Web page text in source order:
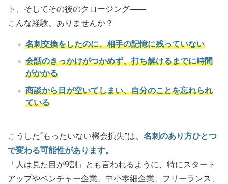
ト、そしてその後のクロージング――
こんな経験、ありませんか？
名刺交換をしたのに、相手の記憶に残っていない
会話のきっかけがつかめず、打ち解けるまでに時間
がかかる
商談から日が空いてしまい、自分のことを忘れられ
ている
こうした“もったいない機会損失”は、 名刺のあり方ひとつ
で変わる可能性があります。
「人は見た目が9割」とも言われるように、特にスタート
アップやベンチャー企業、中小零細企業、フリーランス、